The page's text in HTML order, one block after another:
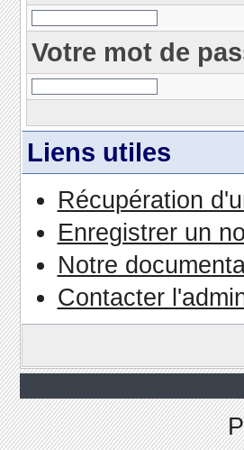
Votre mot de
Liens utiles
Récupération
Enregistrer un
Notre
Contacter